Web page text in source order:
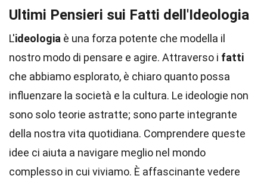
Ultimi Pensieri sui Fatti dell'Ideologia
L'ideologia è una forza potente che modella il
nostro modo di pensare e agire. Attraverso i fatti
che abbiamo esplorato, è chiaro quanto possa
influenzare la società e la cultura. Le ideologie non
sono solo teorie astratte; sono parte integrante
della nostra vita quotidiana. Comprendere queste
idee ci aiuta a navigare meglio nel mondo
complesso in cui viviamo. È affascinante vedere